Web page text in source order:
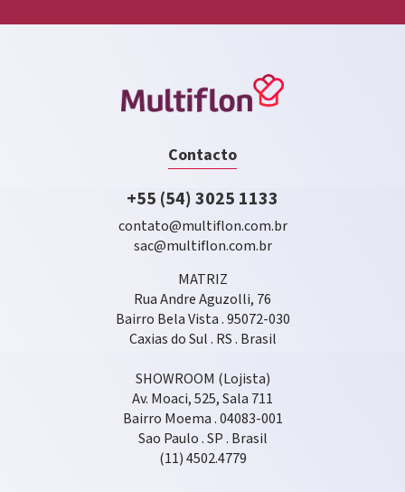
Contacto
+55 (54) 3025 1133
contato@multiflon.com.br
sac@multiflon.com.br
MATRIZ
Rua Andre Aguzolli, 76
Bairro Bela Vista . 95072-030
Caxias do Sul . RS . Brasil
SHOWROOM (Lojista)
Av. Moaci, 525, Sala 711
Bairro Moema . 04083-001
Sao Paulo . SP . Brasil
(11) 4502.4779